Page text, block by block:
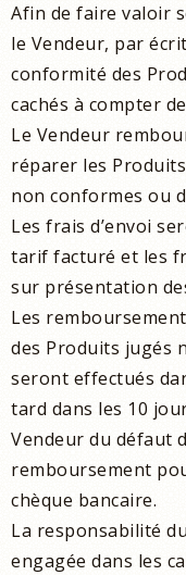
Afin de faire valoir
le Vendeur, par
conformité des
cachés à compter
Le Vendeur
réparer les
non conformes ou
Les frais d’envoi
tarif facturé et les
sur présentation
Les
des Produits jugés
seront effectués
tard dans les 10
Vendeur du défaut
remboursement
chèque bancaire.
La responsabilité
engagée dans les